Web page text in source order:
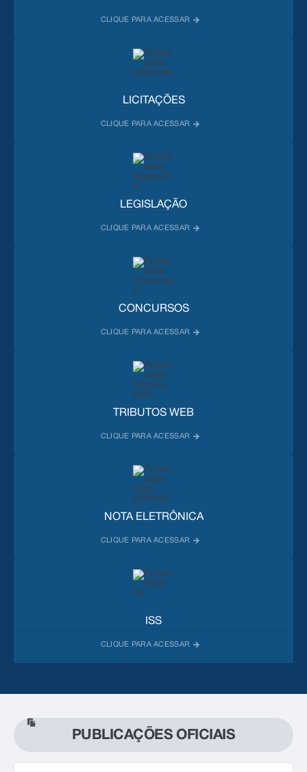
LICITAÇÕES
LEGISLAÇÃO
CONCURSOS
TRIBUTOS WEB
NOTA ELETRÔNICA
ISS
PUBLICAÇÕES OFICIAIS